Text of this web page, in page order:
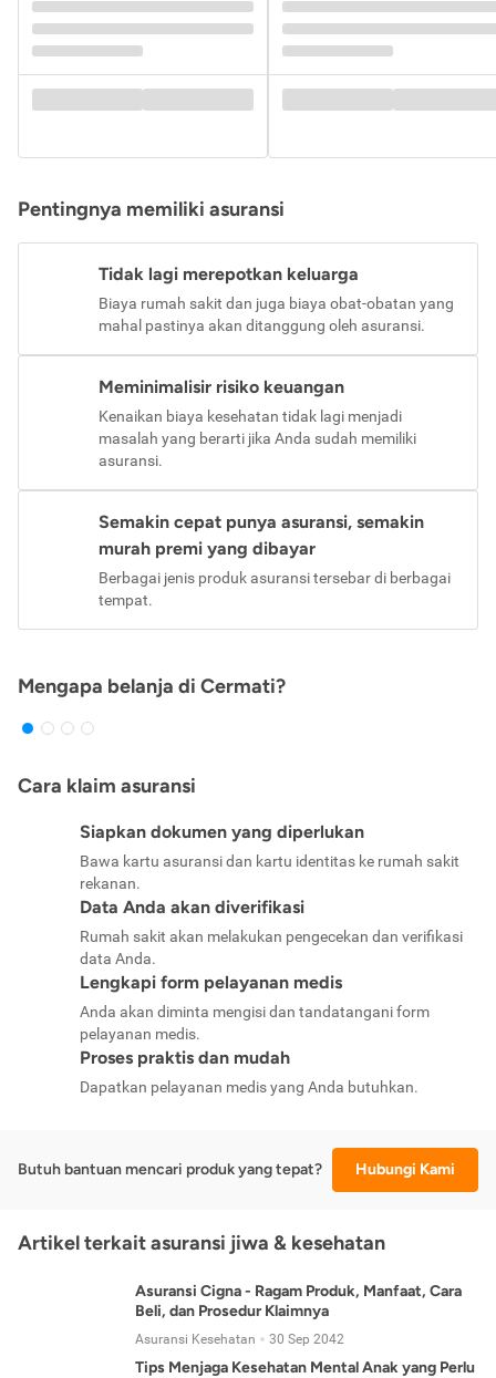
Pentingnya memiliki asuransi
Tidak lagi merepotkan keluarga
Biaya rumah sakit dan juga biaya obat-obatan yang
mahal pastinya akan ditanggung oleh asuransi.
Meminimalisir risiko keuangan
Kenaikan biaya kesehatan tidak lagi menjadi
masalah yang berarti jika Anda sudah memiliki
asuransi.
Semakin cepat punya asuransi, semakin
murah premi yang dibayar
Berbagai jenis produk asuransi tersebar di berbagai
tempat.
Mengapa belanja di Cermati?
Cara klaim asuransi
Siapkan dokumen yang diperlukan
Bawa kartu asuransi dan kartu identitas ke rumah sakit
rekanan.
Data Anda akan diverifikasi
Rumah sakit akan melakukan pengecekan dan verifikasi
data Anda.
Lengkapi form pelayanan medis
Anda akan diminta mengisi dan tandatangani form
pelayanan medis.
Proses praktis dan mudah
Dapatkan pelayanan medis yang Anda butuhkan.
Butuh bantuan mencari produk yang tepat? Hubungi Kami
Artikel terkait asuransi jiwa & kesehatan
Asuransi Cigna - Ragam Produk, Manfaat, Cara
Beli, dan Prosedur Klaimnya
Asuransi Kesehatan 30 Sep 2042
Tips Menjaga Kesehatan Mental Anak yang Perlu